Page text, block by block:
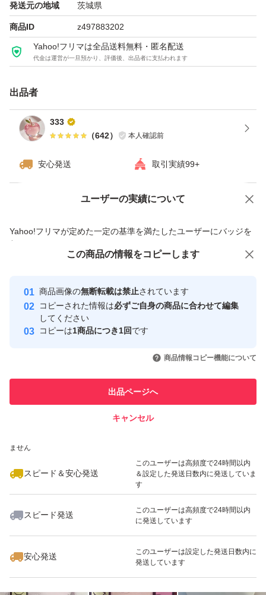
発送元の地域 茨城県
商品ID z497883202
Yahoo!フリマは全品送料無料・匿名配送
代金は運営が一旦預かり、評価後、出品者に支払われます
出品者
333
（642） 本人確認前
安心発送 取引実績99+
ユーザーの実績について
Yahoo!フリマが定めた一定の基準を満たしたユーザーにバッジを
付与しています
安心取引出品者
心・安全なユーザーです
取引実績
引を完了させた実績があります
での取引実績があります
ません
スピード＆安心発送
このユーザーは高頻度で24時間以内
＆設定した発送日数内に発送していま
す
スピード発送
このユーザーは高頻度で24時間以内
に発送しています
安心発送
このユーザーは設定した発送日数内に
発送しています
価格の相談 商品への質問
この商品の情報をコピーします
商品画像の無断転載は禁止されています
コピーされた情報は必ずご自身の商品に合わせて編集
してください
コピーは1商品につき1回です
商品情報コピー機能について
出品ページへ
キャンセル
この商品をみている人にオススメ
いいね！
2,600